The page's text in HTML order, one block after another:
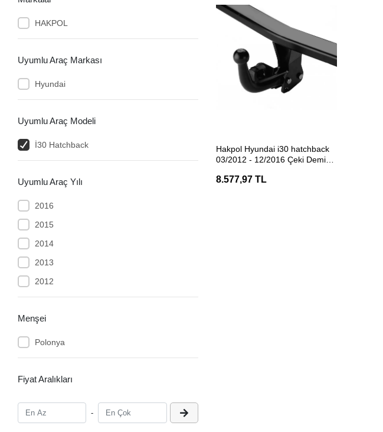
HAKPOL
Uyumlu Araç Markası
Hyundai
Uyumlu Araç Modeli
İ30 Hatchback
Uyumlu Araç Yılı
2016
2015
2014
2013
2012
Menşei
Polonya
Fiyat Aralıkları
-
Hakpol Hyundai i30 hatchback
03/2012 - 12/2016 Çeki Demiri
8.577,97 TL